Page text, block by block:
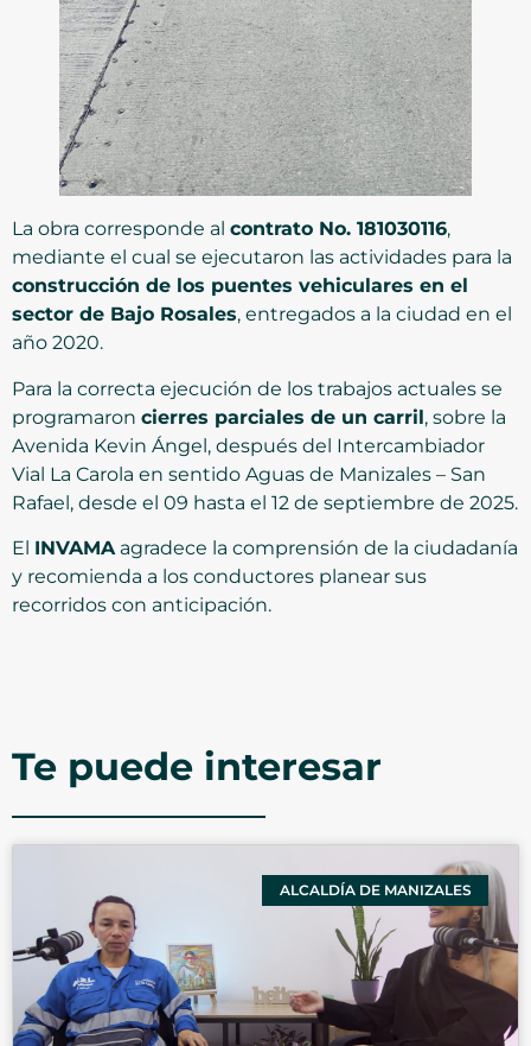
La obra corresponde al contrato No. 181030116,
mediante el cual se ejecutaron las actividades para la
construcción de los puentes vehiculares en el
sector de Bajo Rosales, entregados a la ciudad en el
año 2020.
Para la correcta ejecución de los trabajos actuales se
programaron cierres parciales de un carril, sobre la
Avenida Kevin Ángel, después del Intercambiador
Vial La Carola en sentido Aguas de Manizales – San
Rafael, desde el 09 hasta el 12 de septiembre de 2025.
El INVAMAagradece la comprensión de la ciudadanía
y recomienda a los conductores planear sus
recorridos con anticipación.
Te puede interesar
ALCALDÍA DE MANIZALES